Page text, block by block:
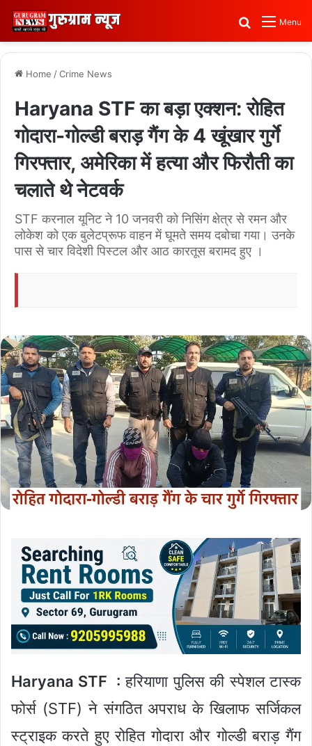
Menu
Search for
Home /Crime News
Haryana STF का बड़ा एक्शन: रोहित
गोदारा-गोल्डी बराड़ गैंग के 4 खूंखार गुर्गे
गिरफ्तार, अमेरिका में हत्या और फिरौती का
चलाते थे नेटवर्क
STF करनाल यूनिट ने 10 जनवरी को निसिंग क्षेत्र से रमन और
लोकेश को एक बुलेटप्रूफ वाहन में घूमते समय दबोचा गया। उनके
पास से चार विदेशी पिस्टल और आठ कारतूस बरामद हुए ।
Haryana STF : हरियाणा पुलिस की स्पेशल टास्क
फोर्स (STF) ने संगठित अपराध के खिलाफ सर्जिकल
स्ट्राइक करते हुए रोहित गोदारा और गोल्डी बराड़ गैंग